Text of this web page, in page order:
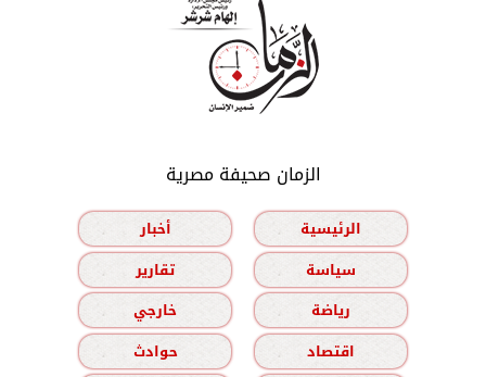
الزمان صحيفة مصرية
الرئيسية
أخبار
سياسة
تقارير
رياضة
خارجي
اقتصاد
حوادث